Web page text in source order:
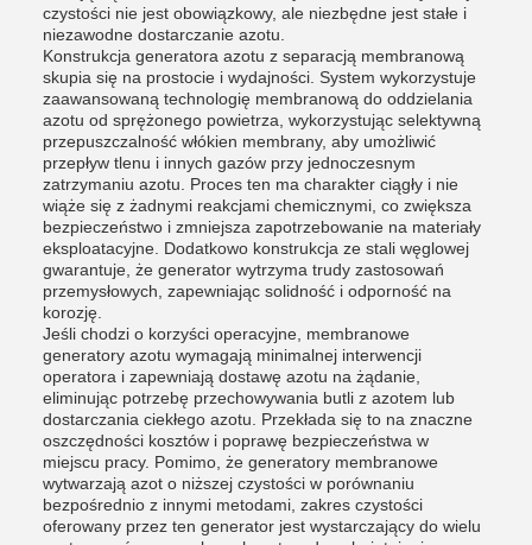
czystości nie jest obowiązkowy, ale niezbędne jest stałe i
niezawodne dostarczanie azotu.
Konstrukcja generatora azotu z separacją membranową
skupia się na prostocie i wydajności. System wykorzystuje
zaawansowaną technologię membranową do oddzielania
azotu od sprężonego powietrza, wykorzystując selektywną
przepuszczalność włókien membrany, aby umożliwić
przepływ tlenu i innych gazów przy jednoczesnym
zatrzymaniu azotu. Proces ten ma charakter ciągły i nie
wiąże się z żadnymi reakcjami chemicznymi, co zwiększa
bezpieczeństwo i zmniejsza zapotrzebowanie na materiały
eksploatacyjne. Dodatkowo konstrukcja ze stali węglowej
gwarantuje, że generator wytrzyma trudy zastosowań
przemysłowych, zapewniając solidność i odporność na
korozję.
Jeśli chodzi o korzyści operacyjne, membranowe
generatory azotu wymagają minimalnej interwencji
operatora i zapewniają dostawę azotu na żądanie,
eliminując potrzebę przechowywania butli z azotem lub
dostarczania ciekłego azotu. Przekłada się to na znaczne
oszczędności kosztów i poprawę bezpieczeństwa w
miejscu pracy. Pomimo, że generatory membranowe
wytwarzają azot o niższej czystości w porównaniu
bezpośrednio z innymi metodami, zakres czystości
oferowany przez ten generator jest wystarczający do wielu